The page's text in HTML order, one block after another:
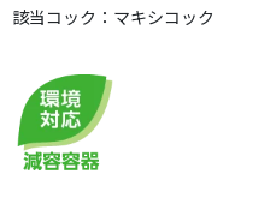
該当コック：マキシコック